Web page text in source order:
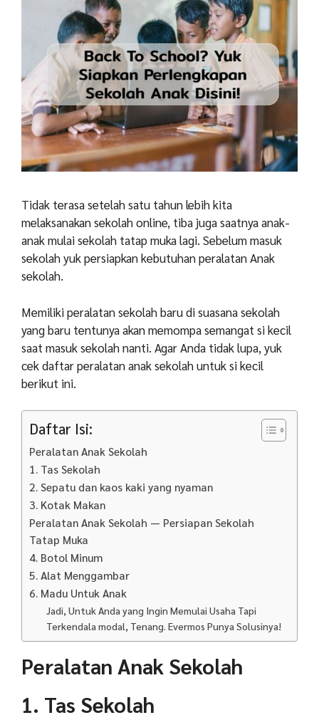
Tidak terasa setelah satu tahun lebih kita
melaksanakan sekolah online, tiba juga saatnya anak-
anak mulai sekolah tatap muka lagi. Sebelum masuk
sekolah yuk persiapkan kebutuhan peralatan Anak
sekolah.
Memiliki peralatan sekolah baru di suasana sekolah
yang baru tentunya akan memompa semangat si kecil
saat masuk sekolah nanti. Agar Anda tidak lupa, yuk
cek daftar peralatan anak sekolah untuk si kecil
berikut ini.
Daftar Isi:
Peralatan Anak Sekolah
1. Tas Sekolah
2. Sepatu dan kaos kaki yang nyaman
3. Kotak Makan
Peralatan Anak Sekolah — Persiapan Sekolah
Tatap Muka
4. Botol Minum
5. Alat Menggambar
6. Madu Untuk Anak
Jadi, Untuk Anda yang Ingin Memulai Usaha Tapi
Terkendala modal, Tenang. Evermos Punya Solusinya!
Peralatan Anak Sekolah
1. Tas Sekolah